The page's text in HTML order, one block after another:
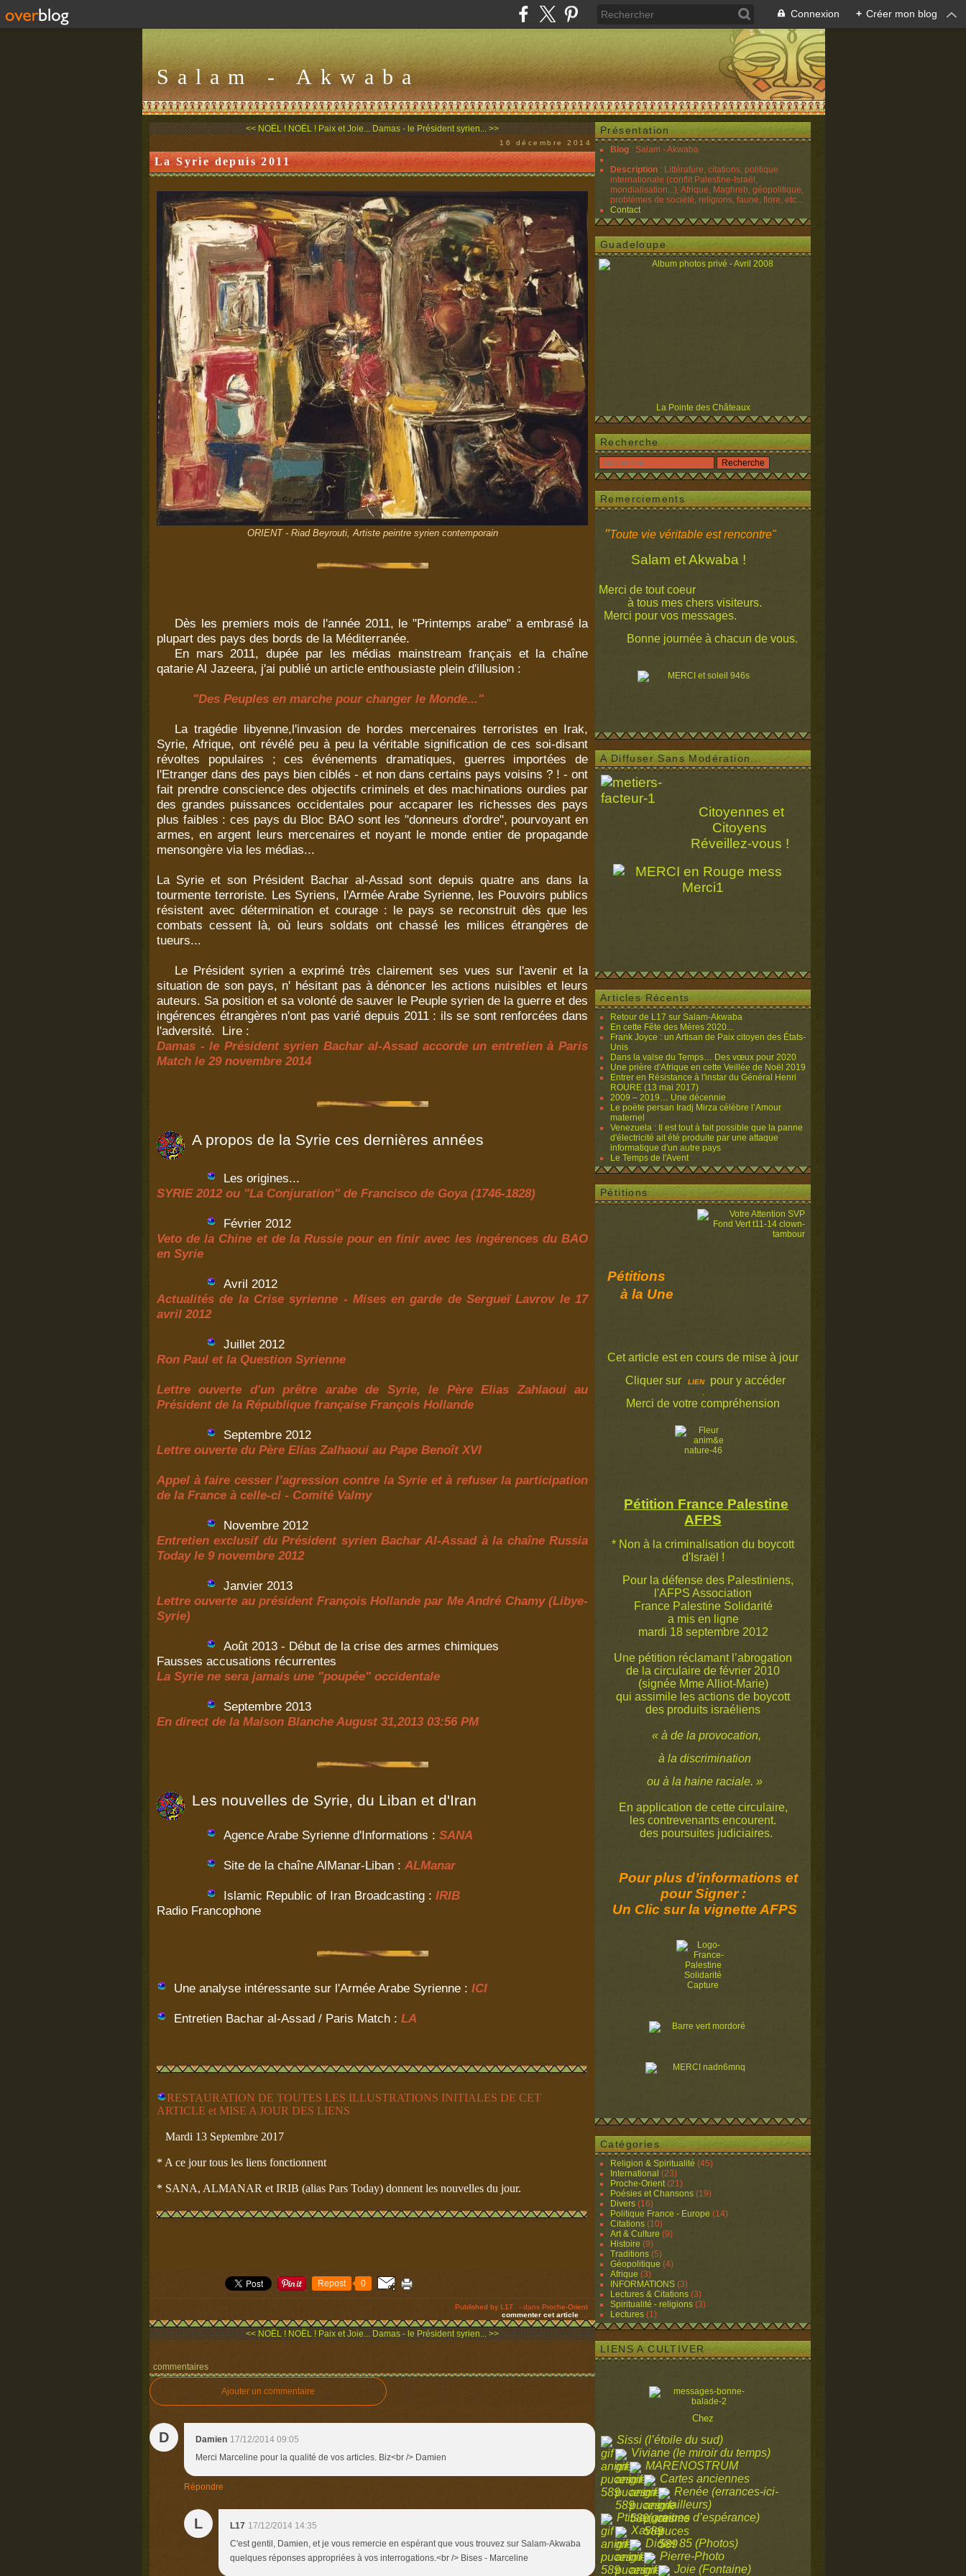
Connexion + Créer mon blog
Salam - Akwaba
<< NOËL ! NOËL ! Paix et Joie... Damas - le Président syrien... >>
16 décembre 2014
La Syrie depuis 2011
ORIENT - Riad Beyrouti, Artiste peintre syrien contemporain
Dès les premiers mois de l'année 2011, le "Printemps arabe" a embrasé la
plupart des pays des bords de la Méditerranée.
En mars 2011, dupée par les médias mainstream français et la chaîne
qatarie Al Jazeera, j'ai publié un article enthousiaste plein d'illusion :
"Des Peuples en marche pour changer le Monde..."
Latragédie libyenne,l'invasion de hordes mercenaires terroristes en Irak,
Syrie, Afrique, ont révélé peu à peu la véritable signification de ces soi-disant
révoltes populaires ; ces événements dramatiques, guerres importées de
l'Etranger dans des pays bien ciblés - et non dans certains pays voisins ? ! - ont
fait prendre conscience des objectifs criminels et des machinations ourdies par
des grandes puissances occidentales pour accaparer les richesses des pays
plus faibles : ces pays du Bloc BAO sont les "donneurs d'ordre", pourvoyant en
armes, en argent leurs mercenaires et noyant le monde entier de propagande
mensongère via les médias...
La Syrie et son Président Bachar al-Assad sont depuis quatre ans dans la
tourmente terroriste. Les Syriens, l'Armée Arabe Syrienne, les Pouvoirs publics
résistent avec détermination et courage : le pays se reconstruit dès que les
combats cessent là, où leurs soldats ont chassé les milices étrangères de
tueurs...
Le Président syrien a exprimé très clairement ses vues sur l'avenir et la
situation de son pays, n' hésitant pas à dénoncer les actions nuisibles et leurs
auteurs. Sa position et sa volonté de sauver le Peuple syrien de la guerre et des
ingérences étrangères n'ont pas varié depuis 2011 : ils se sont renforcées dans
l'adversité. Lire :
Damas - le Président syrien Bachar al-Assad accorde un entretien à Paris
Match le 29 novembre 2014
A propos de la Syrie ces dernières années
Les origines...
SYRIE 2012 ou "La Conjuration" de Francisco de Goya (1746-1828)
Février 2012
Veto de la Chine et de la Russie pour en finir avec les ingérences du BAO
en Syrie
Avril 2012
Actualités de la Crise syrienne - Mises en garde de Sergueï Lavrov le 17
avril 2012
Juillet 2012
Ron Paul et la Question Syrienne
Lettre ouverte d'un prêtre arabe de Syrie, le Père Elias Zahlaoui au
Président de la République française François Hollande
Septembre 2012
Lettre ouverte du Père Elias Zalhaoui au Pape Benoît XVI
Appel à faire cesser l’agression contre la Syrie et à refuser la participation
de la France à celle-ci - Comité Valmy
Novembre 2012
Entretien exclusif du Président syrien Bachar Al-Assad à la chaîne Russia
Today le 9 novembre 2012
Janvier 2013
Lettre ouverte au président François Hollande par Me André Chamy (Libye-
Syrie)
Août 2013 - Début de la crise des armes chimiques
Fausses accusations récurrentes
La Syrie ne sera jamais une "poupée" occidentale
Septembre 2013
En direct de la Maison Blanche August 31,2013 03:56 PM
Les nouvelles de Syrie, du Liban et d'Iran
Agence Arabe Syrienne d'Informations :SANA
Site de la chaîne AlManar-Liban :ALManar
Islamic Republic of Iran Broadcasting :IRIB
Radio Francophone
Une analyse intéressante sur l'Armée Arabe Syrienne : ICI
Entretien Bachar al-Assad / Paris Match : LA
RESTAURATION DE TOUTES LES ILLUSTRATIONS INITIALES DE CET
ARTICLE et MISE A JOUR DES LIENS
Mardi 13 Septembre 2017
* A ce jour tous les liens fonctionnent
* SANA, ALMANAR et IRIB (alias Pars Today) donnent les nouvelles du jour.
Repost 0
Published by L17 - dans Proche-Orient
commenter cet article
<< NOËL ! NOËL ! Paix et Joie... Damas - le Président syrien... >>
commentaires
Ajouter un commentaire
D Damien 17/12/2014 09:05
Merci Marceline pour la qualité de vos articles. Biz<br /> Damien
Répondre
L L17 17/12/2014 14:35
C'est gentil, Damien, et je vous remercie en espérant que vous trouvez sur Salam-Akwaba
quelques réponses appropriées à vos interrogations.<br /> Bises - Marceline
Présentation
Blog : Salam - Akwaba
Description : Littérature, citations, politique
internationale (conflit Palestine-Israël,
mondialisation...), Afrique, Maghreb, géopolitique,
problèmes de société, religions, faune, flore, etc...
Contact
Guadeloupe
La Pointe des Châteaux
Recherche
Remerciements
"Toute vie véritable est rencontre"
Salam et Akwaba !
Merci de tout coeur
à tous mes chers visiteurs.
Merci pour vos messages.
Bonne journée à chacun de vous.
A Diffuser Sans Modération...
Citoyennes et
Citoyens
Réveillez-vous !
Articles Récents
Retour de L17 sur Salam-Akwaba
En cette Fête des Mères 2020...
Frank Joyce : un Artisan de Paix citoyen des États-
Unis
Dans la valse du Temps… Des vœux pour 2020
Une prière d'Afrique en cette Veillée de Noël 2019
Entrer en Résistance à l'instar du Général Henri
ROURE (13 mai 2017)
2009 – 2019… Une décennie
Le poète persan Iradj Mirza célèbre l’Amour
maternel
Venezuela : Il est tout à fait possible que la panne
d'électricité ait été produite par une attaque
informatique d'un autre pays
Le Temps de l'Avent
Pétitions
Pétitions
à la Une
Cet article est en cours de mise à jour
Cliquer sur
LIENpour y accéder
.
Merci de votre compréhension
Pétition France Palestine
AFPS
* Non à la criminalisation du boycott
d'Israël !
Pour la défense des Palestiniens,
l'AFPS Association
France Palestine Solidarité
a mis en ligne
mardi 18 septembre 2012
Une pétition réclamant l’abrogation
de la circulaire de février 2010
(signée Mme Alliot-Marie)
qui assimile les actions de boycott
des produits israéliens
« à de la provocation,
à la discrimination
ou à la haine raciale. »
En application de cette circulaire,
les contrevenants encourent.
des poursuites judiciaires.
Pour plus d’informations et
pour Signer :
Un Clic sur la vignette AFPS
Catégories
Religion & Spiritualité (45)
International (23)
Proche-Orient(21)
Poésies et Chansons (19)
Divers (16)
Politique France - Europe (14)
Citations (10)
Art & Culture (9)
Histoire (9)
Traditions (5)
Géopolitique (4)
Afrique (3)
INFORMATIONS (3)
Lectures & Citations (3)
Spiritualité - religions (3)
Lectures (1)
LIENS A CULTIVER
Chez
Sissi (l’étoile du sud)
Viviane (le miroir du temps)
MARENOSTRUM
Cartes anciennes
Renée (errances-ici-
ailleurs)
Ptitsa (graines d’espérance)
Xavier
Didier 85 (Photos)
Pierre-Photo
Joie (Fontaine)